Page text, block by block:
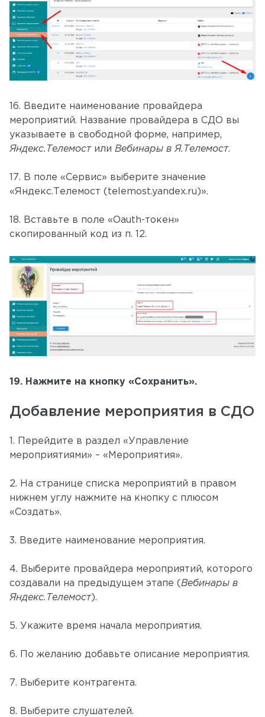
16. Введите наименование провайдера
мероприятий. Название провайдера в СДО вы
указываете в свободной форме, например,
Яндекс.Телемостили Вебинары в Я.Телемост.
17. В поле «Сервис» выберите значение
«Яндекс.Телемост (telemost.yandex.ru)».
18. Вставьте в поле «Oauth-токен»
скопированный код из п. 12.
19. Нажмите на кнопку «Сохранить».
Добавление мероприятия в СДО
1. Перейдите в раздел «Управление
мероприятиями» – «Мероприятия».
2. На странице списка мероприятий в правом
нижнем углу нажмите на кнопку с плюсом
«Создать».
3. Введите наименование мероприятия.
4. Выберите провайдера мероприятий, которого
создавали на предыдущем этапе ( Вебинары в
Яндекс.Телемост).
5. Укажите время начала мероприятия.
6. По желанию добавьте описание мероприятия.
7. Выберите контрагента.
8. Выберите слушателей.